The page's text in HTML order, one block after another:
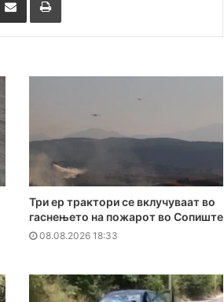
Три ер трактори се вклучуваат во
гаснењето на пожарот во Сопиште
08.08.2026 18:33